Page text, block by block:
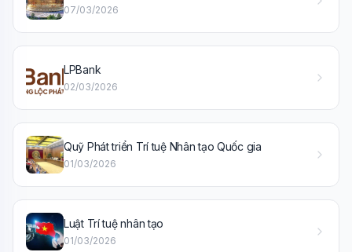
07/03/2026
LPBank
02/03/2026
Quỹ Phát triển Trí tuệ Nhân tạo Quốc gia
01/03/2026
Luật Trí tuệ nhân tạo
01/03/2026